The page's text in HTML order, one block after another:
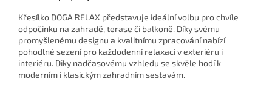
Křesílko DOGA RELAX představuje ideální volbu pro chvíle
odpočinku na zahradě, terase či balkoně. Díky svému
promyšlenému designu a kvalitnímu zpracování nabízí
pohodlné sezení pro každodenní relaxaci v exteriéru i
interiéru. Diky nadčasovému vzhledu se skvěle hodí k
moderním i klasickým zahradním sestavám.